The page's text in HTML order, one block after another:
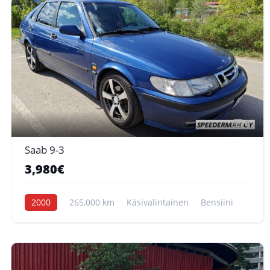
6
Saab 9-3
3,980€
2000 265,000 km Käsivalintainen Bensiini